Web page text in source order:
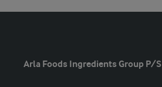
Arla Foods Ingredients Group P/S